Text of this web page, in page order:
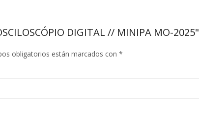
DIGITAL // MINIPA MO-2025"
obligatorios están marcados con *